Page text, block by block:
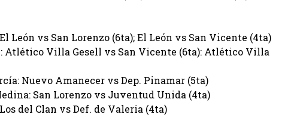
León vs San Lorenzo (6ta); El León vs San Vicente (4ta)
Atlético Villa Gesell vs San Vicente (6ta): Atlético Villa
Nuevo Amanecer vs Dep. Pinamar (5ta)
San Lorenzo vs Juventud Unida (4ta)
del Clan vs Def. de Valeria (4ta)